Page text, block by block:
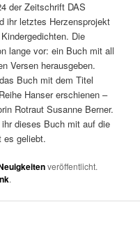
der Zeitschrift DAS
ihr letztes Herzensprojekt
Die
lange vor: ein Buch mit all
Versen herausgeben.
Buch mit dem Titel
Hanser erschienen –
Rotraut Susanne Berner.
dieses Buch mit auf die
es geliebt.
veröffentlicht.
.